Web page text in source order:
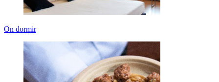
On dormir